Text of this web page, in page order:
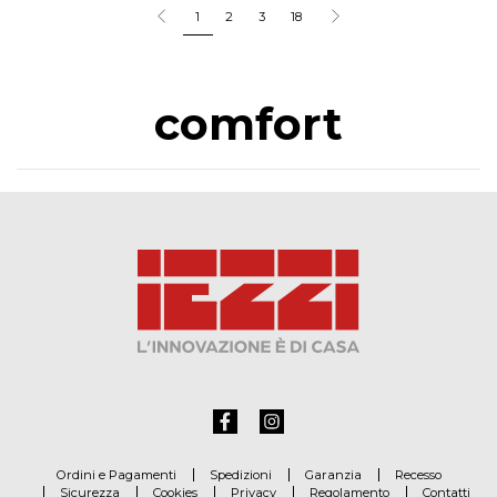
1 2 3 18
comfort
Ordini e Pagamenti Spedizioni Garanzia
Recesso
Sicurezza
Cookies Privacy Regolamento Contatti